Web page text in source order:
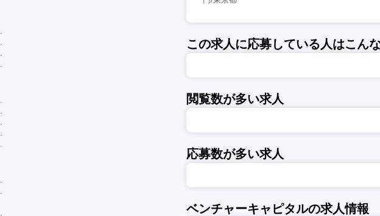
この求人に応募している人はこん
閲覧数が多い求人
応募数が多い求人
ベンチャーキャピタルの求人情報